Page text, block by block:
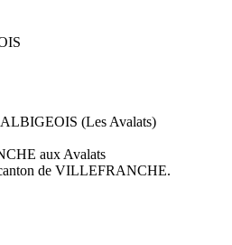
(Les Avalats)
aux Avalats
de VILLEFRANCHE.